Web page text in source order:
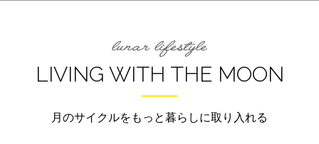
LIVING WITH THE MOON
月のサイクルをもっと暮らしに取り入れる